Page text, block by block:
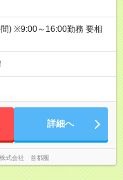
) ※9:00～16:00勤務 要相
詳細へ
式会社 首都圏